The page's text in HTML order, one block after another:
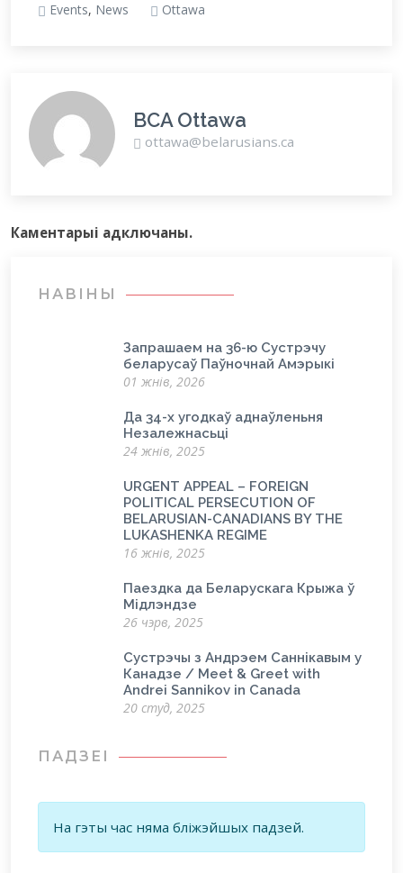
Events, News Ottawa
BCA Ottawa
ottawa@belarusians.ca
Каментарыi адключаны.
НАВІНЫ
Запрашаем на 36-ю Сустрэчу
беларусаў Паўночнай Амэрыкі
01 жнів, 2026
Да 34-х угодкаў аднаўленьня
Незалежнасьці
24 жнів, 2025
URGENT APPEAL – FOREIGN
POLITICAL PERSECUTION OF
BELARUSIAN-CANADIANS BY THE
LUKASHENKA REGIME
16 жнів, 2025
Паездка да Беларускага Крыжа ў
Мідлэндзе
26 чэрв, 2025
Сустрэчы з Андрэем Саннікавым у
Канадзе / Meet & Greet with
Andrei Sannikov in Canada
20 студ, 2025
ПАДЗЕІ
На гэты час няма бліжэйшых падзей.